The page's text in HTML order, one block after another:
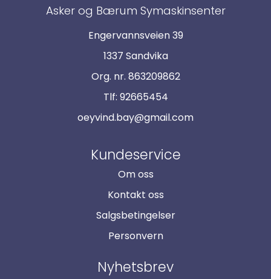
Asker og Bærum Symaskinsenter
Engervannsveien 39
1337 Sandvika
Org. nr. 863209862
Tlf: 92665454
oeyvind.bay@gmail.com
Kundeservice
Om oss
Kontakt oss
Salgsbetingelser
Personvern
Nyhetsbrev